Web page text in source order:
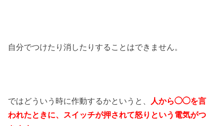
自分でつけたり消したりすることはできません。
ではどういう時に作動するかというと、
人から◯◯を言
われたときに、スイッチが押されて怒りという電気がつ